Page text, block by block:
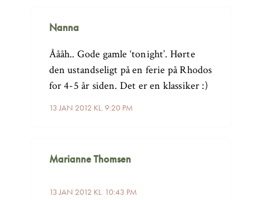
Nanna
13 JAN 2012 KL. 9:20 PM
Åååh.. Gode gamle ‘tonight’. Hørte
den ustandseligt på en ferie på Rhodos
for 4-5 år siden. Det er en klassiker :)
Marianne Thomsen
13 JAN 2012 KL. 10:43 PM